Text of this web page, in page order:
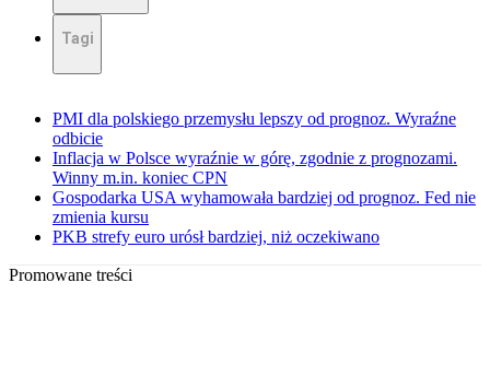
Tagi
PMI dla polskiego przemysłu lepszy od prognoz. Wyraźne
odbicie
Inflacja w Polsce wyraźnie w górę, zgodnie z prognozami.
Winny m.in. koniec CPN
Gospodarka USA wyhamowała bardziej od prognoz. Fed nie
zmienia kursu
PKB strefy euro urósł bardziej, niż oczekiwano
Promowane treści